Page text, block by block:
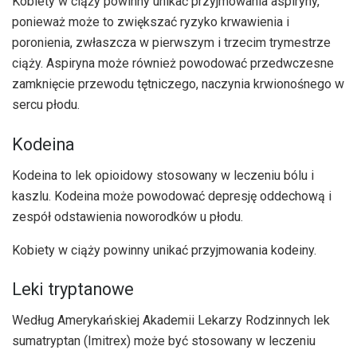
ponieważ może to zwiększać ryzyko krwawienia i
poronienia, zwłaszcza w pierwszym i trzecim trymestrze
ciąży. Aspiryna może również powodować przedwczesne
zamknięcie przewodu tętniczego, naczynia krwionośnego w
sercu płodu.
Kodeina
Kodeina to lek opioidowy stosowany w leczeniu bólu i
kaszlu. Kodeina może powodować depresję oddechową i
zespół odstawienia noworodków u płodu.
Kobiety w ciąży powinny unikać przyjmowania kodeiny.
Leki tryptanowe
Według Amerykańskiej Akademii Lekarzy Rodzinnych lek
sumatryptan (Imitrex) może być stosowany w leczeniu